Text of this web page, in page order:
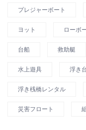
プレジャーボート
ヨット ローボ
台船 救助艇
水上遊具 浮き
浮き桟橋レンタル
災害フロート